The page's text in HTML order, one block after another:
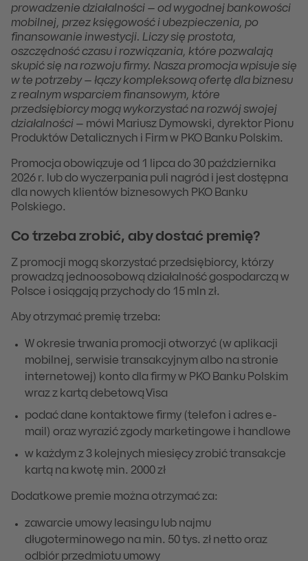
prowadzenie działalności – od wygodnej bankowości
mobilnej, przez księgowość i ubezpieczenia, po
finansowanie inwestycji. Liczy się prostota,
oszczędność czasu i rozwiązania, które pozwalają
skupić się na rozwoju firmy. Nasza promocja wpisuje się
w te potrzeby – łączy kompleksową ofertę dla biznesu
z realnym wsparciem finansowym, które
przedsiębiorcy mogą wykorzystać na rozwój swojej
działalności – mówi Mariusz Dymowski, dyrektor Pionu
Produktów Detalicznych i Firm w PKO Banku Polskim.
Promocja obowiązuje od 1 lipca do 30 października
2026 r. lub do wyczerpania puli nagród i jest dostępna
dla nowych klientów biznesowych PKO Banku
Polskiego.
Co trzeba zrobić, aby dostać premię?
Z promocji mogą skorzystać przedsiębiorcy, którzy
prowadzą jednoosobową działalność gospodarczą w
Polsce i osiągają przychody do 15 mln zł.
Aby otrzymać premię trzeba:
W okresie trwania promocji otworzyć (w aplikacji
mobilnej, serwisie transakcyjnym albo na stronie
internetowej) konto dla firmy w PKO Banku Polskim
wraz z kartą debetową Visa
podać dane kontaktowe firmy (telefon i adres e-
mail) oraz wyrazić zgody marketingowe i handlowe
w każdym z 3 kolejnych miesięcy zrobić transakcje
kartą na kwotę min. 2000 zł
Dodatkowe premie można otrzymać za:
zawarcie umowy leasingu lub najmu
długoterminowego na min. 50 tys. zł netto oraz
odbiór przedmiotu umowy